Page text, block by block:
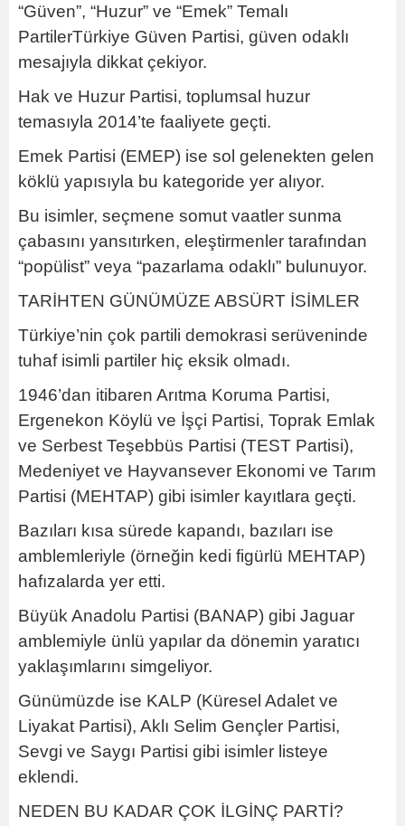
“Güven”, “Huzur” ve “Emek” Temalı
PartilerTürkiye Güven Partisi, güven odaklı
mesajıyla dikkat çekiyor.
Hak ve Huzur Partisi, toplumsal huzur
temasıyla 2014’te faaliyete geçti.
Emek Partisi (EMEP) ise sol gelenekten gelen
köklü yapısıyla bu kategoride yer alıyor.
Bu isimler, seçmene somut vaatler sunma
çabasını yansıtırken, eleştirmenler tarafından
“popülist” veya “pazarlama odaklı” bulunuyor.
TARİHTEN GÜNÜMÜZE ABSÜRT İSİMLER
Türkiye’nin çok partili demokrasi serüveninde
tuhaf isimli partiler hiç eksik olmadı.
1946’dan itibaren Arıtma Koruma Partisi,
Ergenekon Köylü ve İşçi Partisi, Toprak Emlak
ve Serbest Teşebbüs Partisi (TEST Partisi),
Medeniyet ve Hayvansever Ekonomi ve Tarım
Partisi (MEHTAP) gibi isimler kayıtlara geçti.
Bazıları kısa sürede kapandı, bazıları ise
amblemleriyle (örneğin kedi figürlü MEHTAP)
hafızalarda yer etti.
Büyük Anadolu Partisi (BANAP) gibi Jaguar
amblemiyle ünlü yapılar da dönemin yaratıcı
yaklaşımlarını simgeliyor.
Günümüzde ise KALP (Küresel Adalet ve
Liyakat Partisi), Aklı Selim Gençler Partisi,
Sevgi ve Saygı Partisi gibi isimler listeye
eklendi.
NEDEN BU KADAR ÇOK İLGİNÇ PARTİ?